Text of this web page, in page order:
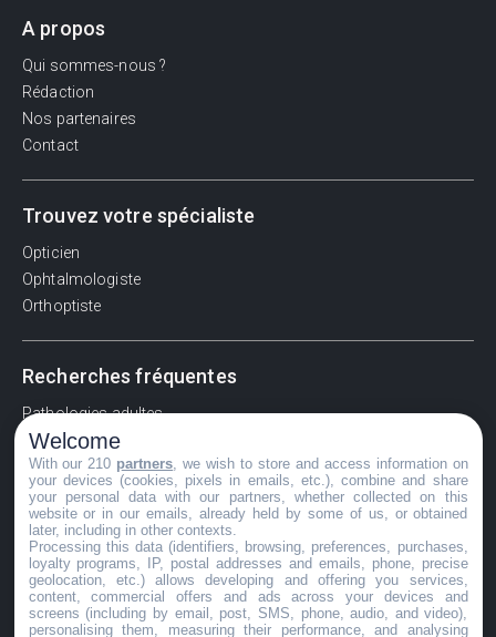
A propos
Qui sommes-nous ?
Rédaction
Nos partenaires
Contact
Trouvez votre spécialiste
Opticien
Ophtalmologiste
Orthoptiste
Recherches fréquentes
Pathologies adultes
Signes d'une urgence ophtalmologique
La vision
Acuité visuelle
Myosis / mydriase
Œdème oculaire
©GuideVue2024
Welcome
With our 210 partners , we wish to store and access information on
your devices (cookies, pixels in emails, etc.), combine and share
your personal data with our partners, whether collected on this
website or in our emails, already held by some of us, or obtained
later, including in other contexts.
Processing this data (identifiers, browsing, preferences, purchases,
loyalty programs, IP, postal addresses and emails, phone, precise
geolocation, etc.) allows developing and offering you services,
content, commercial offers and ads across your devices and
screens (including by email, post, SMS, phone, audio, and video),
personalising them, measuring their performance, and analysing